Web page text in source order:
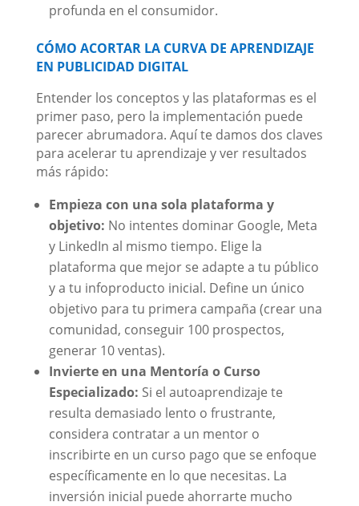
profunda en el consumidor.
CÓMO ACORTAR LA CURVA DE APRENDIZAJE
EN PUBLICIDAD DIGITAL
Entender los conceptos y las plataformas es el
primer paso, pero la implementación puede
parecer abrumadora. Aquí te damos dos claves
para acelerar tu aprendizaje y ver resultados
más rápido:
Empieza con una sola plataforma y
objetivo: No intentes dominar Google, Meta
y LinkedIn al mismo tiempo. Elige la
plataforma que mejor se adapte a tu público
y a tu infoproducto inicial. Define un único
objetivo para tu primera campaña (crear una
comunidad, conseguir 100 prospectos,
generar 10 ventas).
Invierte en una Mentoría o Curso
Especializado: Si el autoaprendizaje te
resulta demasiado lento o frustrante,
considera contratar a un mentor o
inscribirte en un curso pago que se enfoque
específicamente en lo que necesitas. La
inversión inicial puede ahorrarte mucho